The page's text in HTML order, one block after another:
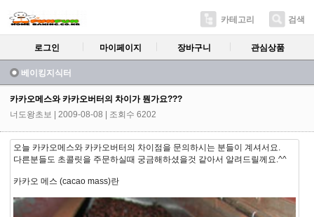
카테고리 검색
로그인 마이페이지 장바구니 관심상품
베이킹지식터
카카오메스와 카카오버터의 차이가 뭔가요???
너도왕초보
| 2009-08-08 | 조회수 6202
오늘 카카오메스와 카카오버터의 차이점을 문의하시는 분들이 계셔서요.
다른분들도 초콜릿을 주문하실때 궁금해하셨을것 같아서 알려드릴께요.^^
카카오 메스 (cacao mass)란